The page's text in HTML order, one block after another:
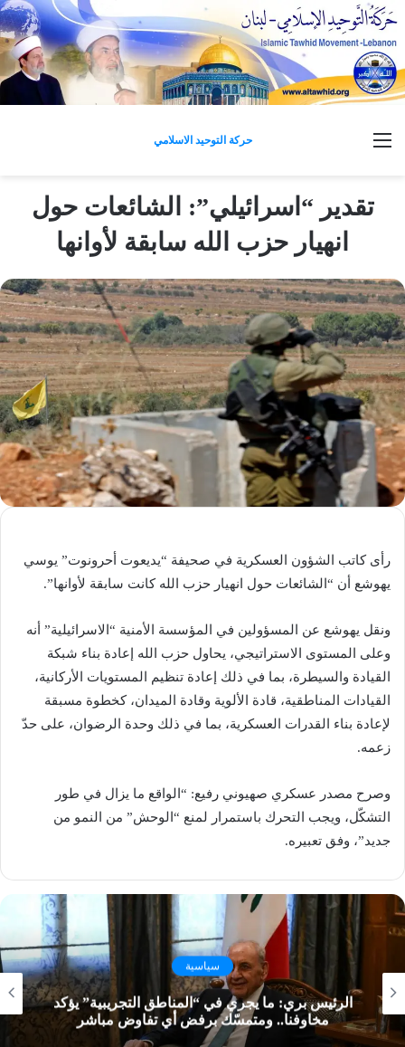
حركة التوحيد الاسلامي القائمة
تقدير “اسرائيلي”: الشائعات حول
انهيار حزب الله سابقة لأوانها
رأى كاتب الشؤون العسكرية في صحيفة “يديعوت أحرونوت” يوسي
يهوشع أن “الشائعات حول انهيار حزب الله كانت سابقة لأوانها”.
ونقل يهوشع عن المسؤولين في المؤسسة الأمنية “الاسرائيلية” أنه
وعلى المستوى الاستراتيجي، يحاول حزب الله إعادة بناء شبكة
القيادة والسيطرة، بما في ذلك إعادة تنظيم المستويات الأركانية،
القيادات المناطقية، قادة الألوية وقادة الميدان، كخطوة مسبقة
لإعادة بناء القدرات العسكرية، بما في ذلك وحدة الرضوان، على حدّ
زعمه.
وصرح مصدر عسكري صهيوني رفيع: “الواقع ما يزال في طور
التشكّل، ويجب التحرك باستمرار لمنع “الوحش” من النمو من
جديد”، وفق تعبيره.
سياسية
الرئيس بري: ما يجري في “المناطق التجريبية” يؤكد
مخاوفنا.. ومتمسّك برفض أي تفاوض مباشر